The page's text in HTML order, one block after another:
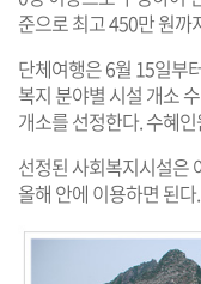
준으로 최고 450만 원까
단체여행은 6월 15일부
복지 분야별 시설 개소
개소를 선정한다. 수혜
선정된 사회복지시설은
올해 안에 이용하면 된다.